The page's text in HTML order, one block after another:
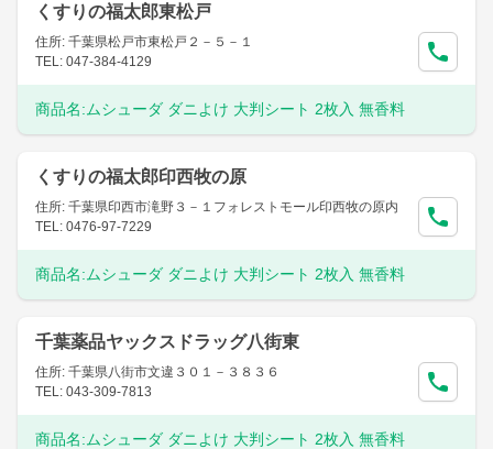
くすりの福太郎東松戸
住所: 千葉県松戸市東松戸２－５－１
TEL: 047-384-4129
商品名: ムシューダ ダニよけ 大判シート 2枚入 無香料
くすりの福太郎印西牧の原
住所: 千葉県印西市滝野３－１フォレストモール印西牧の原内
TEL: 0476-97-7229
商品名: ムシューダ ダニよけ 大判シート 2枚入 無香料
千葉薬品ヤックスドラッグ八街東
住所: 千葉県八街市文違３０１－３８３６
TEL: 043-309-7813
商品名: ムシューダ ダニよけ 大判シート 2枚入 無香料